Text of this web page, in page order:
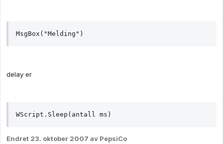
MsgBox("Melding")
delay er
WScript.Sleep(antall ms)
Endret 23. oktober 2007 av PepsiCo